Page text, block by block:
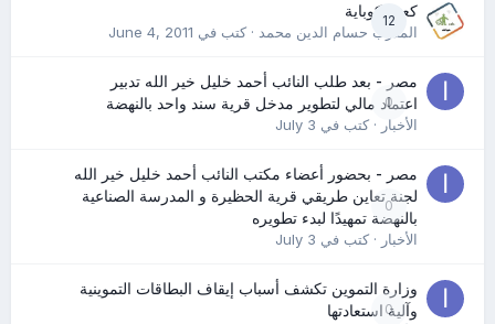
12
كعب كوباية
المدرب حسام الدين محمد· كتب في June 4, 2011
0
مصر - بعد طلب النائب أحمد خليل خير الله تدبير
اعتماد مالي لتطوير مدخل قرية سند واحد بالنهضة
الأخبار· كتب في July 3
0
مصر - بحضور أعضاء مكتب النائب أحمد خليل خير الله
لجنة تعاين طريقي قرية الحظيرة و المدرسة الصناعية
بالنهضة تمهيدًا لبدء تطويره
الأخبار· كتب في July 3
0
وزارة التموين تكشف أسباب إيقاف البطاقات التموينية
وآلية استعادتها